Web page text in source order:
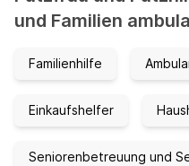
und Familien
Familienhilfe
Einkaufshelfer
Seniorenbetreuung und